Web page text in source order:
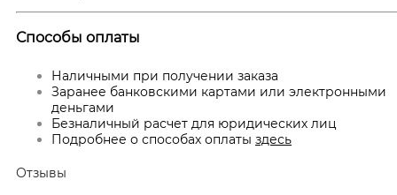
Способы оплаты
Наличными при получении заказа
Заранее банковскими картами или электронными
деньгами
Безналичный расчет для юридических лиц
Подробнее о способах оплаты здесь
Отзывы